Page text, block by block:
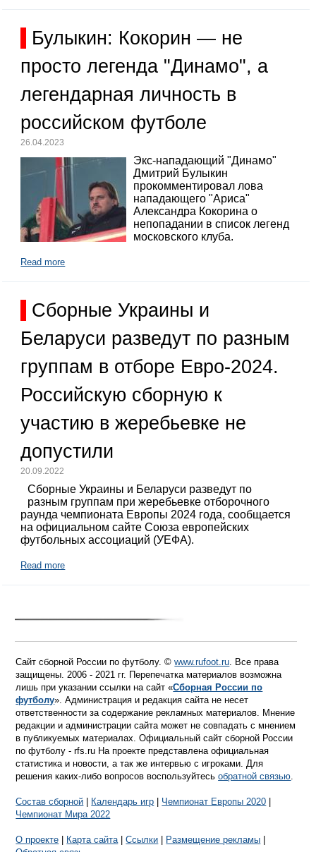
Булыкин: Кокорин — не
просто легенда "Динамо", а
легендарная личность в
российском футболе
26.04.2023
Экс-нападающий "Динамо"
Дмитрий Булыкин
прокомментировал лова
нападающего "Ариса"
Александра Кокорина о
непопадании в список легенд
московского клуба.
Read more
Сборные Украины и
Беларуси разведут по разным
группам в отборе Евро-2024.
Российскую сборную к
участию в жеребьевке не
допустили
20.09.2022
Сборные Украины и Беларуси разведут по
разным группам при жеребьевке отборочного
раунда чемпионата Европы 2024 года, сообщается
на официальном сайте Союза европейских
футбольных ассоциаций (УЕФА).
Read more
Сайт сборной России по футболу. ©www.rufoot.ru. Все права
защищены. 2006 - 2021 гг. Перепечатка материалов возможна
лишь при указании ссылки на сайт «Сборная России по
футболу». Администрация и редакция сайта не несет
ответственности за содержание рекламных материалов. Мнение
редакции и администрации сайта может не совпадать с мнением
в публикуемых материалах. Официальный сайт сборной России
по футболу - rfs.ru На проекте представлена официальная
статистика и новости, а так же интервью с игроками. Для
решения каких-либо вопросов воспользуйтесьобратной связью.
Состав сборной Календарь игр Чемпионат Европы 2020
Чемпионат Мира 2022
О проекте Карта сайта|Ссылки Размещение рекламы